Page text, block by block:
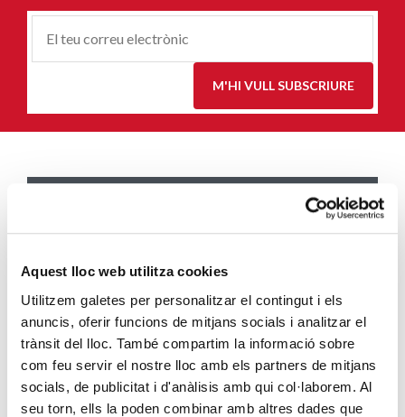
Aquest lloc web utilitza cookies
Utilitzem galetes per personalitzar el contingut i els
anuncis, oferir funcions de mitjans socials i analitzar el
trànsit del lloc. També compartim la informació sobre
com feu servir el nostre lloc amb els partners de mitjans
socials, de publicitat i d'anàlisis amb qui col·laborem. Al
seu torn, ells la poden combinar amb altres dades que
Correu-
M'HI VULL SUBSCRIURE
Càritas adequa la seva acció social a les
pel COVID-19
SEGUEIX LLEGINT
Descarrega’t el manual de la corona
d’Advent
SEGUEIX LLEGINT